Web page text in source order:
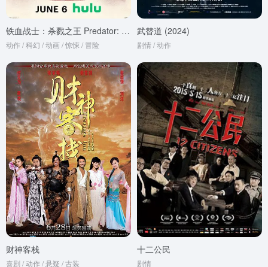
铁血战士：杀戮之王 Predator: Killer of Killers (2025)
动作 / 科幻 / 动画 / 惊悚 / 冒险
武替道 (2024)
剧情 / 动作
财神客栈
喜剧 / 动作 / 悬疑 / 古装
十二公民
剧情